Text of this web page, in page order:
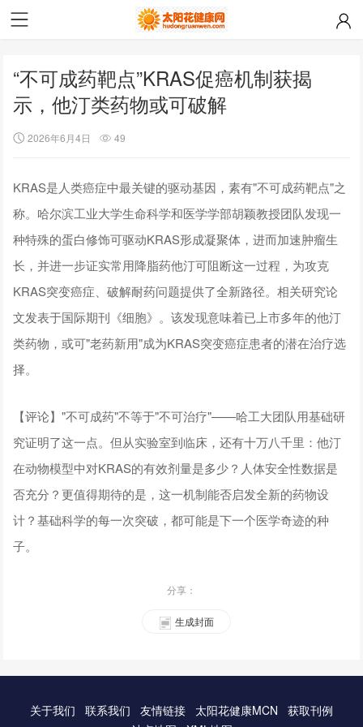
“不可成药靶点”KRAS促癌机制获揭
示，他汀类药物或可破解
2026年6月4日 49
KRAS是人类癌症中最关键的驱动基因，素有"不可成药靶点"之
称。哈尔滨工业大学生命科学和医学学部胡颖教授团队发现一
种特殊的蛋白修饰可驱动KRAS形成凝聚体，进而加速肿瘤生
长，并进一步证实常用降脂药他汀可阻断这一过程，为攻克
KRAS突变癌症、破解耐药问题提供了全新路径。相关研究论
文发表于国际期刊《细胞》。该发现意味着已上市多年的他汀
类药物，或可"老药新用"成为KRAS突变癌症患者的潜在治疗选
择。
【评论】"不可成药"不等于"不可治疗"——哈工大团队用基础研
究证明了这一点。但从实验室到临床，还有十万八千里：他汀
在动物模型中对KRAS的有效剂量是多少？人体安全性数据是
否充分？更值得期待的是，这一机制能否启发全新的药物设
计？基础科学的每一次突破，都可能是下一个医学奇迹的种
子。
分享：
生成封面
关于我们 联系我们 友情链接 太阳花健康MCN
获取刊例